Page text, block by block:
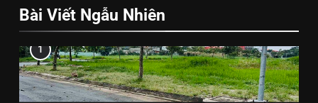
Bài Viết Ngẫu Nhiên
1